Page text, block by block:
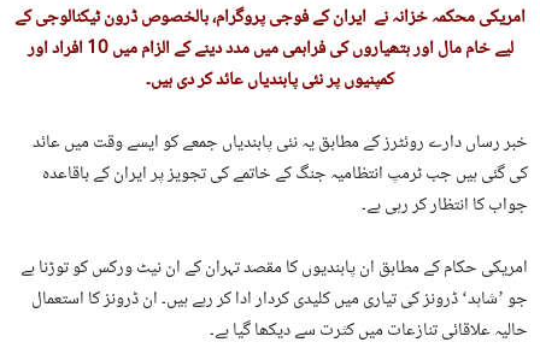
امریکی محکمہ خزانہ نے ایران کے فوجی پروگرام، بالخصوص ڈرون ٹیکنالوجی کے
لیے خام مال اور ہتھیاروں کی فراہمی میں مدد دینے کے الزام میں 10 افراد اور
کمپنیوں پر نئی پابندیاں عائد کر دی ہیں۔
خبر رساں دارے روئٹرز کے مطابق یہ نئی پابندیاں جمعے کو ایسے وقت میں عائد
کی گئی ہیں جب ٹرمپ انتظامیہ جنگ کے خاتمے کی تجویز پر ایران کے باقاعدہ
جواب کا انتظار کر رہی ہے۔
امریکی حکام کے مطابق ان پابندیوں کا مقصد تہران کے ان نیٹ ورکس کو توڑنا ہے
جو ’شاہد‘ ڈرونز کی تیاری میں کلیدی کردار ادا کر رہے ہیں۔ ان ڈرونز کا استعمال
حالیہ علاقائی تنازعات میں کثرت سے دیکھا گیا ہے۔